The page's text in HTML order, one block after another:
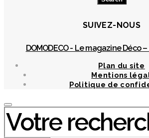
SUIVEZ-NOUS
DOMODECO - Le magazine Déco
Plan du site
Mentions
Politique de
Chercher